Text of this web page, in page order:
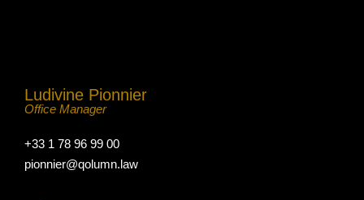
Ludivine Pionnier
Office Manager
+33 1 78 96 99 00
pionnier@qolumn.law